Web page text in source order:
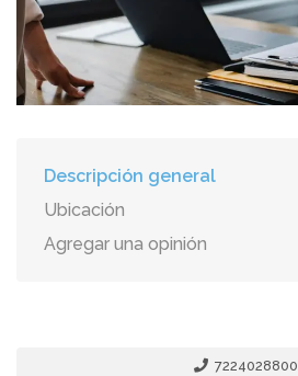
Descripción general
Ubicación
Agregar una opinión
7224028800